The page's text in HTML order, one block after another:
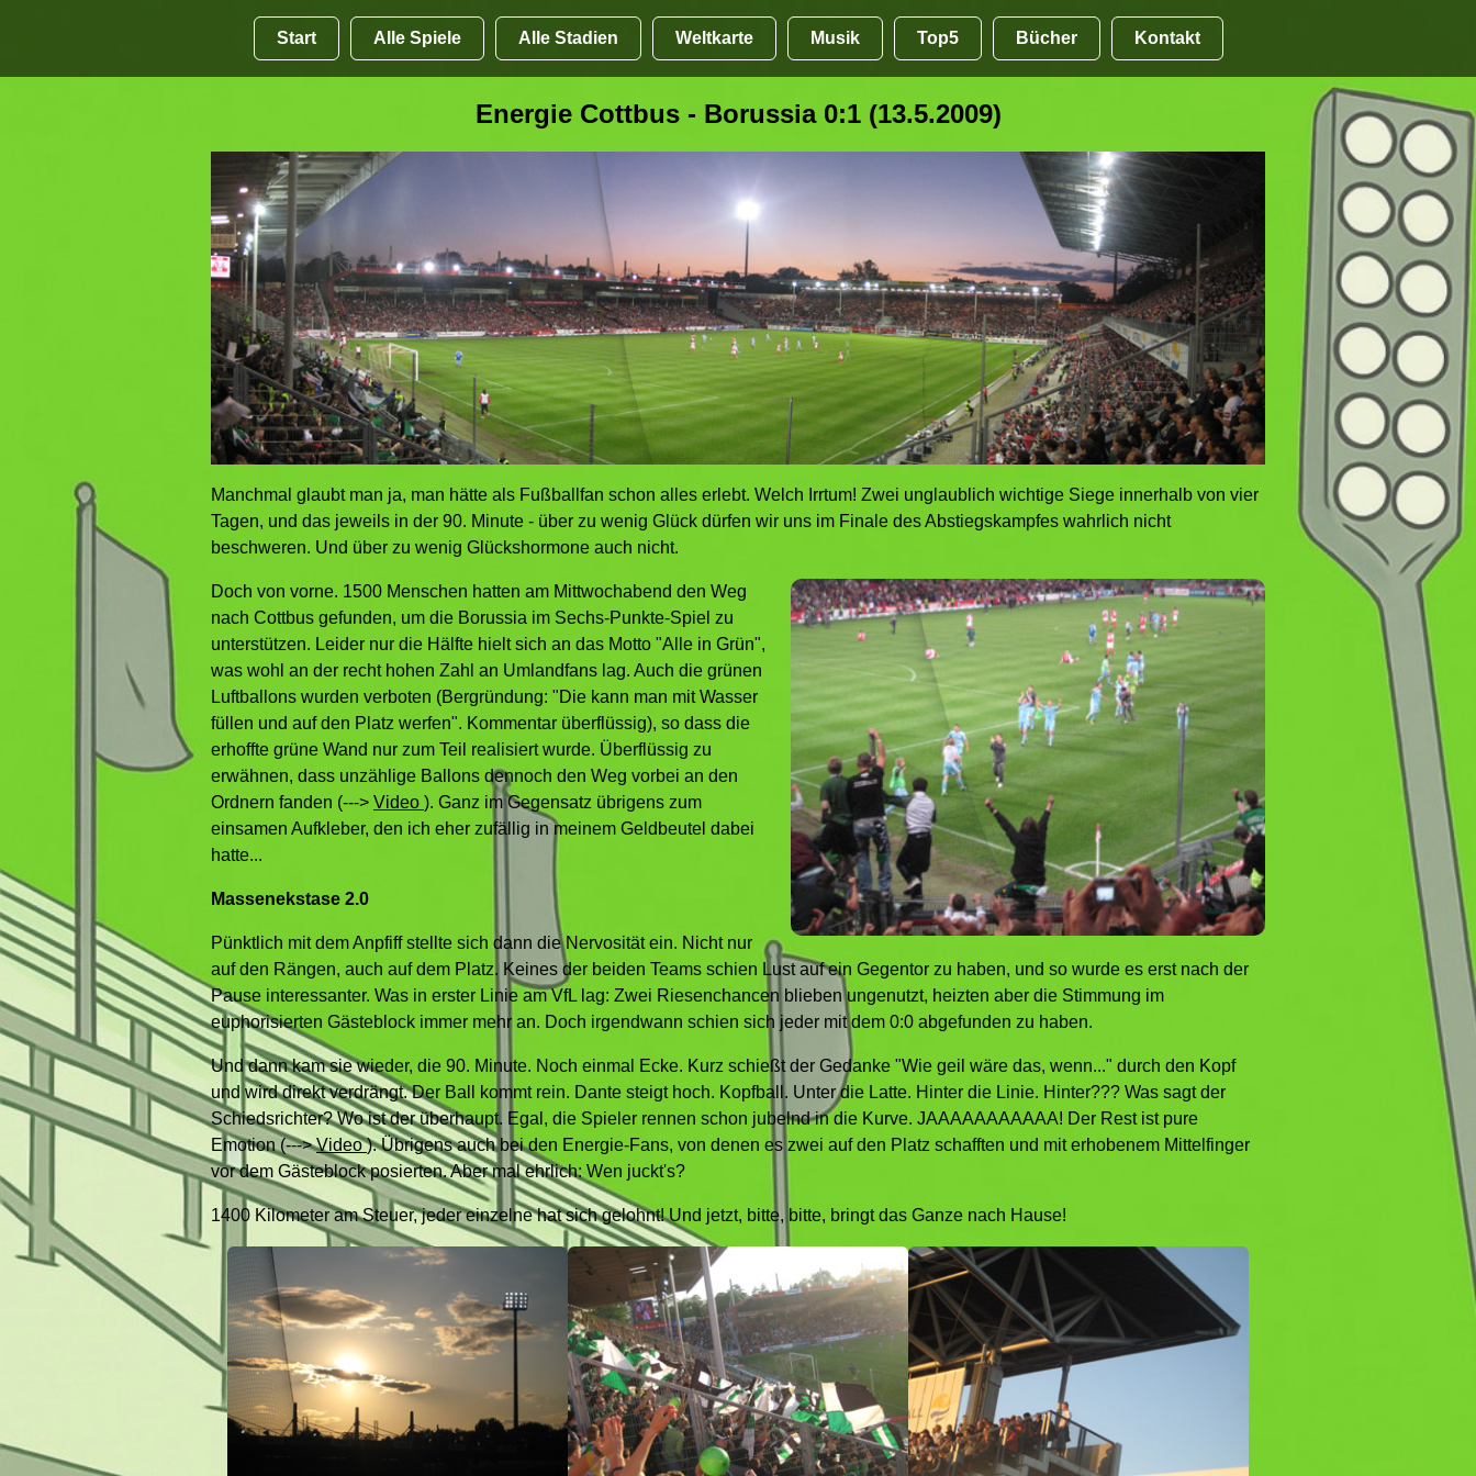
Start Alle Spiele Alle Stadien Weltkarte Musik Top5 Bücher Kontakt
Energie Cottbus - Borussia 0:1 (13.5.2009)
Manchmal glaubt man ja, man hätte als Fußballfan schon alles erlebt. Welch Irrtum! Zwei unglaublich wichtige Siege innerhalb von vier
Tagen, und das jeweils in der 90. Minute - über zu wenig Glück dürfen wir uns im Finale des Abstiegskampfes wahrlich nicht
beschweren. Und über zu wenig Glückshormone auch nicht.
Doch von vorne. 1500 Menschen hatten am Mittwochabend den Weg
nach Cottbus gefunden, um die Borussia im Sechs-Punkte-Spiel zu
unterstützen. Leider nur die Hälfte hielt sich an das Motto "Alle in Grün",
was wohl an der recht hohen Zahl an Umlandfans lag. Auch die grünen
Luftballons wurden verboten (Bergründung: "Die kann man mit Wasser
füllen und auf den Platz werfen". Kommentar überflüssig), so dass die
erhoffte grüne Wand nur zum Teil realisiert wurde. Überflüssig zu
erwähnen, dass unzählige Ballons dennoch den Weg vorbei an den
Ordnern fanden (---> Video ). Ganz im Gegensatz übrigens zum
einsamen Aufkleber, den ich eher zufällig in meinem Geldbeutel dabei
hatte...
Massenekstase 2.0
Pünktlich mit dem Anpfiff stellte sich dann die Nervosität ein. Nicht nur
auf den Rängen, auch auf dem Platz. Keines der beiden Teams schien Lust auf ein Gegentor zu haben, und so wurde es erst nach der
Pause interessanter. Was in erster Linie am VfL lag: Zwei Riesenchancen blieben ungenutzt, heizten aber die Stimmung im
euphorisierten Gästeblock immer mehr an. Doch irgendwann schien sich jeder mit dem 0:0 abgefunden zu haben.
Und dann kam sie wieder, die 90. Minute. Noch einmal Ecke. Kurz schießt der Gedanke "Wie geil wäre das, wenn..." durch den Kopf
und wird direkt verdrängt. Der Ball kommt rein. Dante steigt hoch. Kopfball. Unter die Latte. Hinter die Linie. Hinter??? Was sagt der
Schiedsrichter? Wo ist der überhaupt. Egal, die Spieler rennen schon jubelnd in die Kurve. JAAAAAAAAAAA! Der Rest ist pure
Emotion (--->Video). Übrigens auch bei den Energie-Fans, von denen es zwei auf den Platz schafften und mit erhobenem Mittelfinger
vor dem Gästeblock posierten. Aber mal ehrlich: Wen juckt's?
1400 Kilometer am Steuer, jeder einzelne hat sich gelohnt! Und jetzt, bitte, bitte, bringt das Ganze nach Hause!